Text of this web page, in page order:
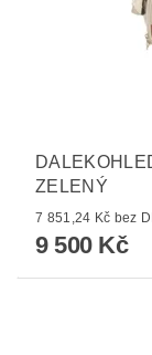
ZELENÝ
7 851,24 Kč
9 500 Kč